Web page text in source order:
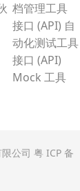
档管理工具
接口 (API) 自
动化测试工具
接口 (API)
Mock 工具
公司 粤 ICP 备